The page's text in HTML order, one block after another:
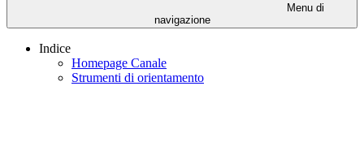
Menu di
navigazione
Indice
Homepage Canale
Strumenti di orientamento